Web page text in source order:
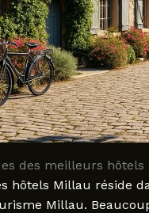
des meilleurs
hôtels Millau réside
Millau.